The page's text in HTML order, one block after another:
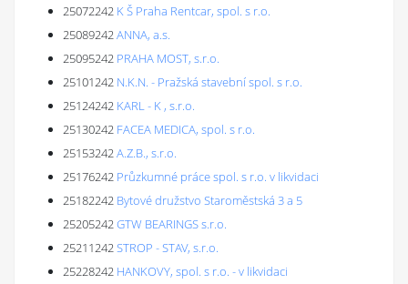
25072242 K Š Praha Rentcar, spol. s r.o.
25089242ANNA, a.s.
25095242 PRAHA MOST, s.r.o.
25101242 N.K.N. - Pražská stavební spol. s r.o.
25124242 KARL - K , s.r.o.
25130242 FACEA MEDICA, spol. s r.o.
25153242A.Z.B., s.r.o.
25176242 Průzkumné práce spol. s r.o. v likvidaci
25182242 Bytové družstvo Staroměstská 3 a 5
25205242GTW BEARINGS s.r.o.
25211242STROP - STAV, s.r.o.
25228242 HANKOVY, spol. s r.o. - v likvidaci